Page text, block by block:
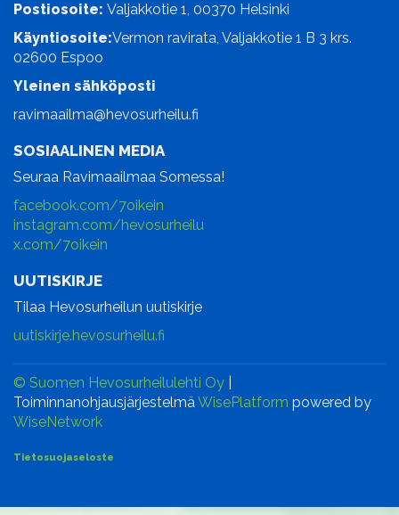
Postiosoite: Valjakkotie 1, 00370 Helsinki
Käyntiosoite:Vermon ravirata, Valjakkotie 1 B 3 krs.
02600 Espoo
Yleinen sähköposti
ravimaailma@hevosurheilu.fi
SOSIAALINEN MEDIA
Seuraa Ravimaailmaa Somessa!
facebook.com/7oikein
instagram.com/hevosurheilu
x.com/7oikein
UUTISKIRJE
Tilaa Hevosurheilun uutiskirje
uutiskirje.hevosurheilu.fi
© Suomen Hevosurheilulehti Oy
ToiminnanohjausjärjestelmäWisePlatform powered by
WiseNetwork
Tietosuojaseloste